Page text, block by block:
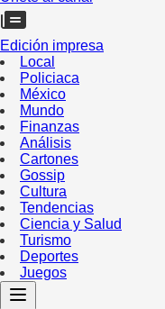
Edición impresa
Local
Policiaca
México
Mundo
Finanzas
Análisis
Cartones
Gossip
Cultura
Tendencias
Ciencia y Salud
Turismo
Deportes
Juegos